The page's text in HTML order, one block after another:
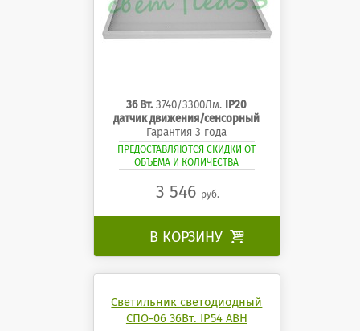
36 Вт. 3740/3300Лм. IP20
датчик движения/сенсорный
Гарантия 3 года
ПРЕДОСТАВЛЯЮТСЯ СКИДКИ ОТ
ОБЪЁМА И КОЛИЧЕСТВА
3 546 руб.
В КОРЗИНУ 
Светильник светодиодный
СПО-06 36Вт. IP54 АВН